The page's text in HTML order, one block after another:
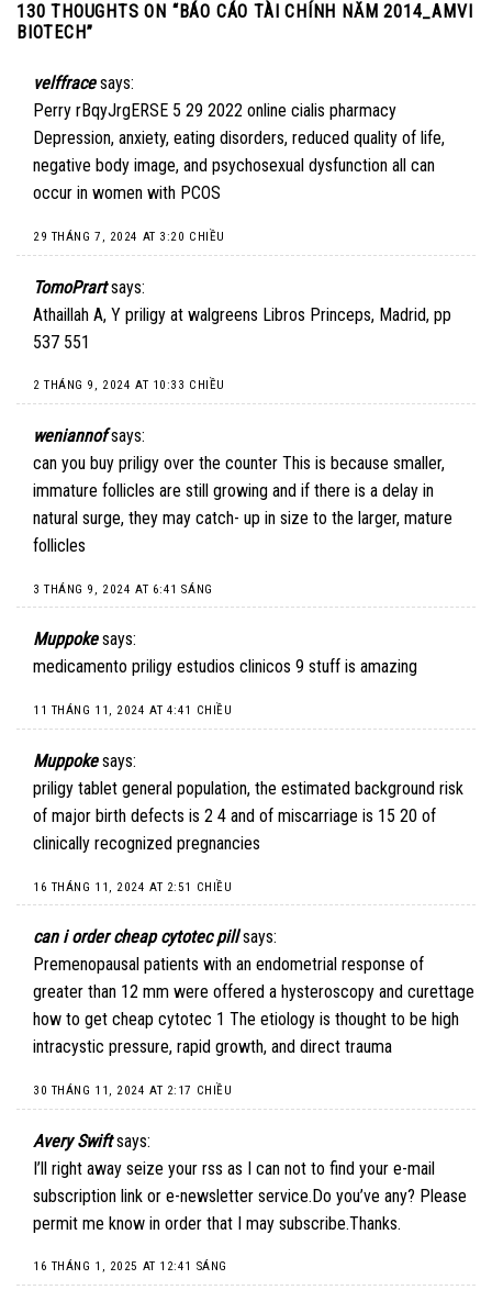
130 THOUGHTS ON “ BÁO CÁO TÀI CHÍNH NĂM 2014_AMVI
BIOTECH”
velffrace says:
Perry rBqyJrgERSE 5 29 2022 online cialis pharmacy
Depression, anxiety, eating disorders, reduced quality of life,
negative body image, and psychosexual dysfunction all can
occur in women with PCOS
29 THÁNG 7, 2024 AT 3:20 CHIỀU
TomoPrart says:
Athaillah A, Y priligy at walgreens Libros Princeps, Madrid, pp
537 551
2 THÁNG 9, 2024 AT 10:33 CHIỀU
weniannof says:
can you buy priligy over the counter This is because smaller,
immature follicles are still growing and if there is a delay in
natural surge, they may catch- up in size to the larger, mature
follicles
3 THÁNG 9, 2024 AT 6:41 SÁNG
Muppoke says:
medicamento priligy estudios clinicos 9 stuff is amazing
11 THÁNG 11, 2024 AT 4:41 CHIỀU
Muppoke says:
priligy tablet general population, the estimated background risk
of major birth defects is 2 4 and of miscarriage is 15 20 of
clinically recognized pregnancies
16 THÁNG 11, 2024 AT 2:51 CHIỀU
can i order cheap cytotec pill says:
Premenopausal patients with an endometrial response of
greater than 12 mm were offered a hysteroscopy and curettage
how to get cheap cytotec 1 The etiology is thought to be high
intracystic pressure, rapid growth, and direct trauma
30 THÁNG 11, 2024 AT 2:17 CHIỀU
Avery Swift says:
I’ll right away seize your rss as I can not to find your e-mail
subscription link or e-newsletter service.Do you’ve any? Please
permit me know in order that I may subscribe.Thanks.
16 THÁNG 1, 2025 AT 12:41 SÁNG